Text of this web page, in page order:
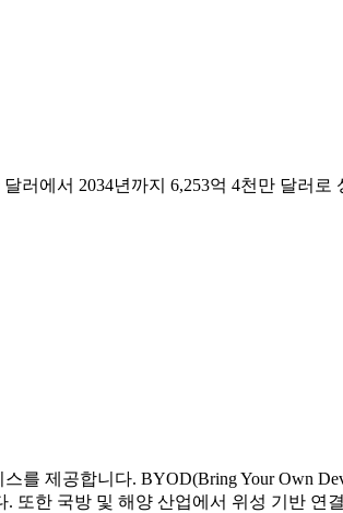
러에서 2034년까지 6,253억 4천만 달러
제공합니다. BYOD(Bring Your Own
한 국방 및 해양 산업에서 위성 기반 연